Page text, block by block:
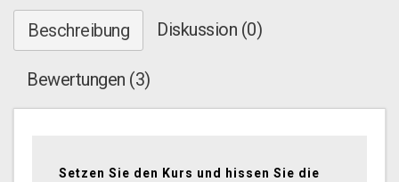
Beschreibung Diskussion (0)
Bewertungen (3)
Setzen Sie den Kurs und hissen Sie die